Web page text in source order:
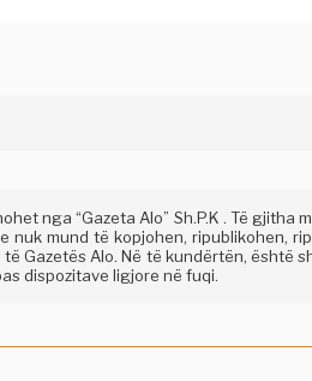
nga “Gazeta Alo” Sh.P.K . Të gjitha
nuk mund të kopjohen, ripublikohen,
Gazetës Alo. Në të kundërtën, është
dispozitave ligjore në fuqi.